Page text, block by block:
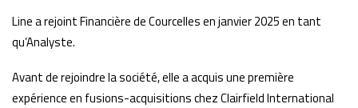
Line a rejoint Financière de Courcelles en janvier 2025 en tant
qu’Analyste.
Avant de rejoindre la société, elle a acquis une première
expérience en fusions-acquisitions chez Clairfield International